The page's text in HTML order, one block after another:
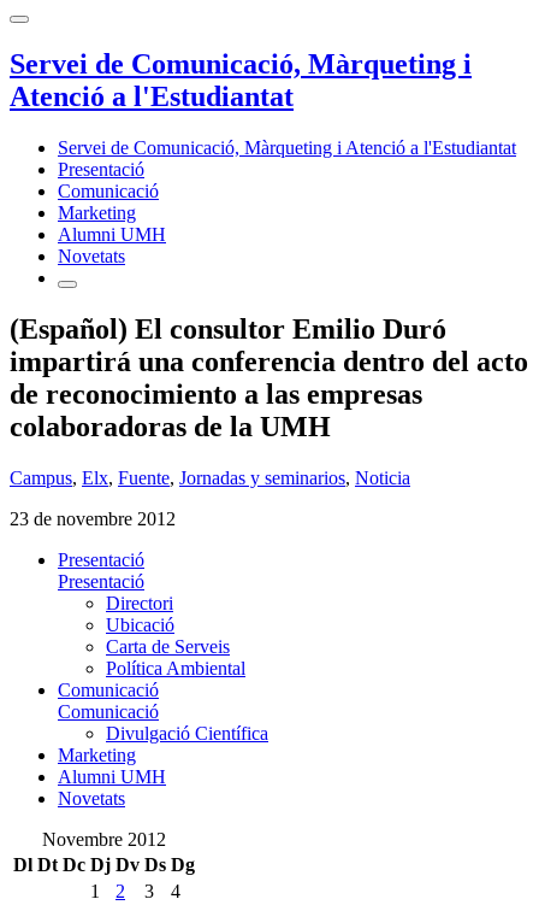
Servei de Comunicació, Màrqueting i
Atenció a l'Estudiantat
Servei de Comunicació, Màrqueting i Atenció a l'Estudiantat
Presentació
Comunicació
Marketing
Alumni UMH
Novetats
(Español) El consultor Emilio Duró
impartirá una conferencia dentro del acto
de reconocimiento a las empresas
colaboradoras de la UMH
Campus, Elx, Fuente, Jornadas y seminarios, Noticia
23 de novembre 2012
Presentació
Presentació
Directori
Ubicació
Carta de Serveis
Política Ambiental
Comunicació
Comunicació
Divulgació Científica
Marketing
Alumni UMH
Novetats
Novembre 2012
Dl Dt Dc Dj Dv Ds Dg
1
2 3
4